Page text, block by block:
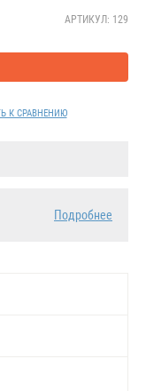
АРТИКУЛ: 129
К СРАВНЕНИЮ
Подробнее